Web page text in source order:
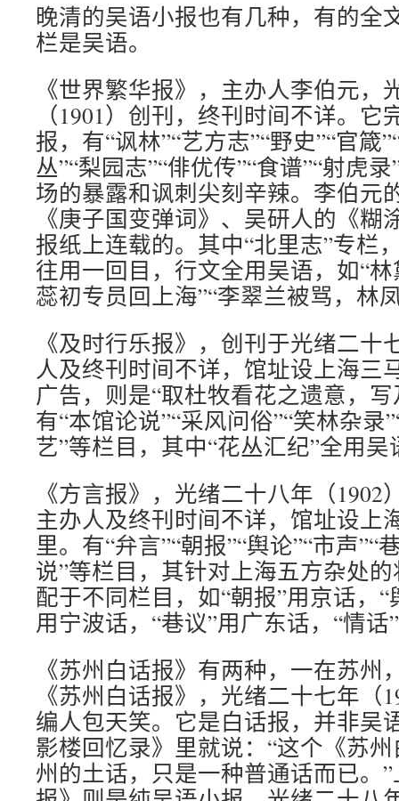
晚清的吴语小报也有几种，有的全
栏是吴语。
《世界繁华报》，主办人李伯元，
（1901）创刊，终刊时间不详。
报，有“讽林”“艺方志”“野史”“官箴
丛”“梨园志”“俳优传”“食谱”“射虎
场的暴露和讽刺尖刻辛辣。李伯元
《庚子国变弹词》、吴研人的《糊
报纸上连载的。其中“北里志”专栏
往用一回目，行文全用吴语，如“
蕊初专员回上海”“李翠兰被骂，林
《及时行乐报》，创刊于光绪二十
人及终刊时间不详，馆址设上海三
广告，则是“取杜牧看花之遗意，
有“本馆论说”“采风问俗”“笑林杂录
艺”等栏目，其中“花丛汇纪”全用吴
《方言报》，光绪二十八年（
主办人及终刊时间不详，馆址设上
里。有“弁言”“朝报”“舆论”“市声”“
说”等栏目，其针对上海五方杂处
配于不同栏目，如“朝报”用京话，“
用宁波话，“巷议”用广东话，“情话
《苏州白话报》有两种，一在苏州
《苏州白话报》，光绪二十七年（
编人包天笑。它是白话报，并非吴
影楼回忆录》里就说：“这个《苏
州的土话，只是一种普通话而已。